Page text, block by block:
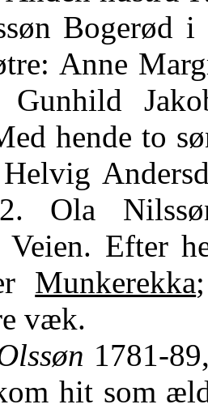
Bogerød
Anne
Gunhild
hende to
Ola
Veien. Efter
Munkerekka
væk.
1781-
hit som